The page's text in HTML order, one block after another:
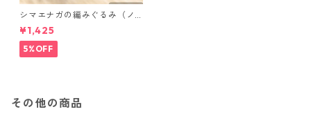
シマエナガの編みぐるみ（ノ
ーマル）
¥1,425
5%OFF
その他の商品